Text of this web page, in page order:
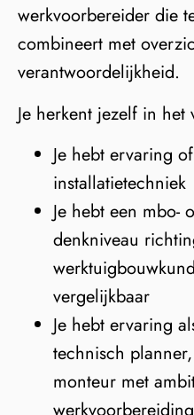
werkvoorbereider die
combineert met
verantwoordelijkheid.
Je herkent jezelf in
Je hebt ervaring
installatietechniek
Je hebt een mbo-
denkniveau
vergelijkbaar
Je hebt ervaring
technisch
monteur met